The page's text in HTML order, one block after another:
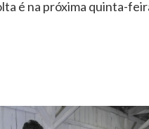
é na próxima quinta-